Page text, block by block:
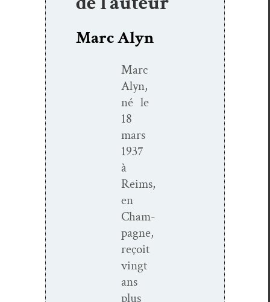
Marc Alyn
Marc
Alyn,
né le
18
mars
1937
à
Reims,
en
Cham­
pagne,
reçoit
vingt
ans
plus